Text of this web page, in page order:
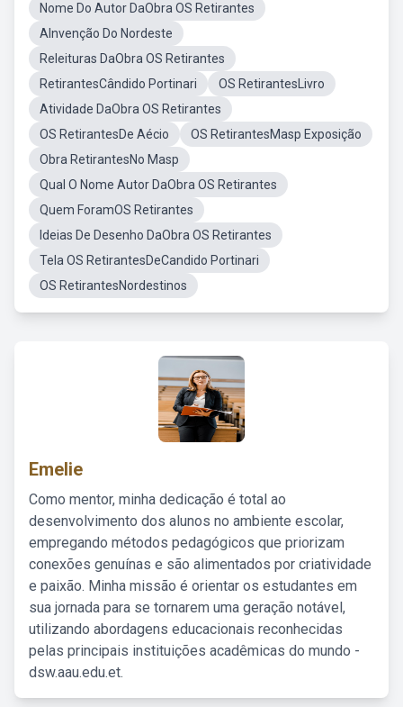
Nome Do Autor DaObra OS Retirantes
AInvenção Do Nordeste
Releituras DaObra OS Retirantes
RetirantesCândido Portinari
OS RetirantesLivro
Atividade DaObra OS Retirantes
OS RetirantesDe Aécio
OS RetirantesMasp Exposição
Obra RetirantesNo Masp
Qual O Nome Autor DaObra OS Retirantes
Quem ForamOS Retirantes
Ideias De Desenho DaObra OS Retirantes
Tela OS RetirantesDeCandido Portinari
OS RetirantesNordestinos
Emelie
Como mentor, minha dedicação é total ao
desenvolvimento dos alunos no ambiente escolar,
empregando métodos pedagógicos que priorizam
conexões genuínas e são alimentados por criatividade
e paixão. Minha missão é orientar os estudantes em
sua jornada para se tornarem uma geração notável,
utilizando abordagens educacionais reconhecidas
pelas principais instituições acadêmicas do mundo -
dsw.aau.edu.et.